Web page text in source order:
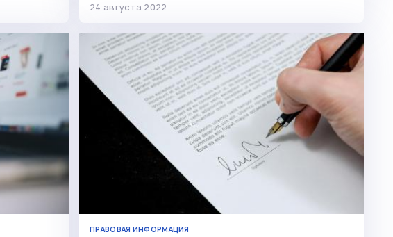
24 августа 2022
ПРАВОВАЯ ИНФОРМАЦИЯ